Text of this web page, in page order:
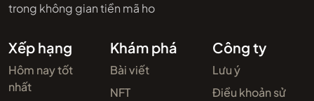
trong không gian tiền mã ho
Xếp hạng
Hôm nay tốt
nhất
Khám phá
Bài viết
NFT
Công ty
Lưu ý
Điều khoản sử